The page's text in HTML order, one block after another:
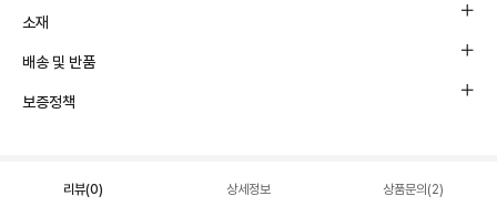
소재
배송 및 반품
보증정책
리뷰(0) 상세정보 상품문의(2)